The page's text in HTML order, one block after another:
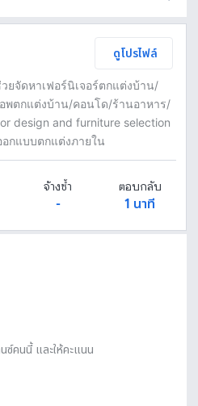
ดูโปรไฟล์
ยจัดหาเฟอร์นิเจอร์ตกแต่งบ้าน/
พตกแต่งบ้าน/คอนโด/ร้านอาหาร/
design and furniture selection
กแบบตกแต่งภายใน
จ้างซ้ำ
-
ตอบกลับ
1 นาที
ซ์คนนี้ และให้คะแนน